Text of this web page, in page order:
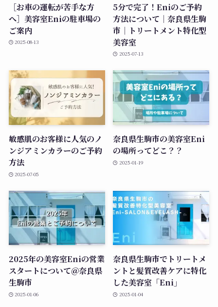
［お車の運転が苦手な方
へ］美容室Eniの駐車場の
ご案内
2025-08-13
5分で完了！Eniのご予約
方法について｜奈良県生駒
市｜トリートメント特化型
美容室
2025-07-13
敏感肌のお客様に人気のノ
ンジアミンカラーのご予約
方法
2025-07-05
奈良県生駒市の美容室Eni
の場所ってどこ？？
2025-01-19
2025年の美容室Eniの営業
スタートについて＠奈良県
生駒市
2025-01-06
奈良県生駒市でトリートメ
ントと髪質改善ケアに特化
した美容室「Eni」
2025-01-04